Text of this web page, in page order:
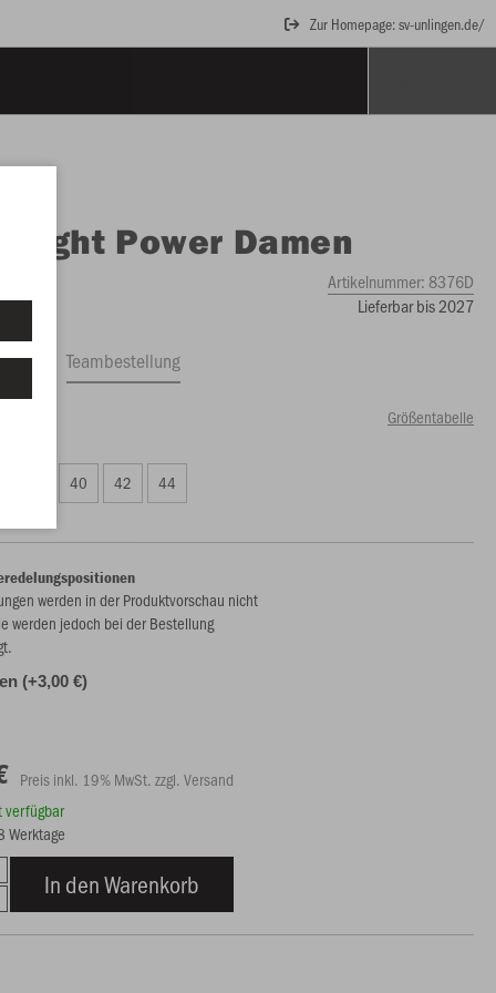
Zur Homepage: sv-unlingen.de/
Tight Power Damen
Artikelnummer:8376D
Lieferbar bis 2027
Teambestellung
Größentabelle
40 42 44
werden in der Produktvorschau nicht
werden jedoch bei der Bestellung
(+3,00 €)
Preis inkl. 19% MwSt. zzgl. Versand
verfügbar
Werktage
In den Warenkorb